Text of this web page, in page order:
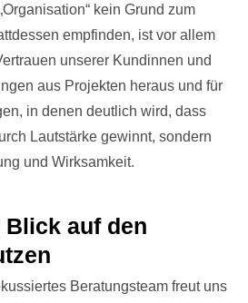
kein Grund zum
empfinden, ist vor allem
unserer Kundinnen und
aus Projekten heraus und für
in denen deutlich wird, dass
Lautstärke gewinnt, sondern
und Wirksamkeit.
auf den
Beratungsteam freut uns